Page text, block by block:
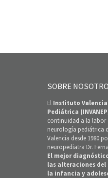
SOBRE
El Instituto
Pediátrica
continuidad a la labor
neurología pediátrica
Valencia desde 1980
neuropediatra Dr.
El mejor
las alteraciones del
la infancia y